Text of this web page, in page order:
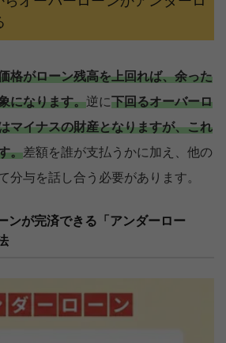
格がローン残高を上回れば、余った
になります。逆に下回るオーバーロ
マイナスの財産となりますが、これ
。差額を誰が支払うかに加え、他の
分与を話し合う必要があります。
ンが完済できる「アンダーロー